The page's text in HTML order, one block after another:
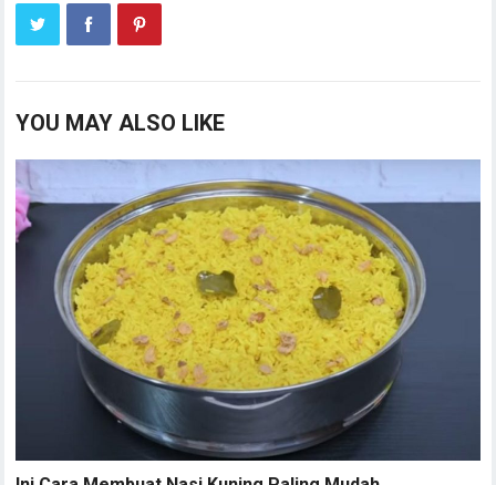
YOU MAY ALSO LIKE